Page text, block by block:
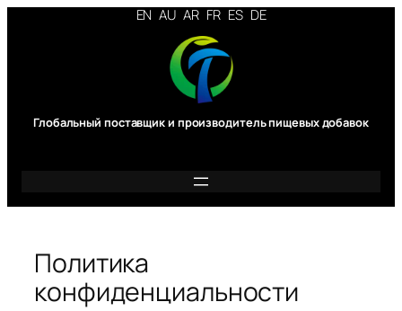
EN AU AR FR ES DE
Глобальный поставщик и производитель пищевых добавок
Политика
конфиденциальности